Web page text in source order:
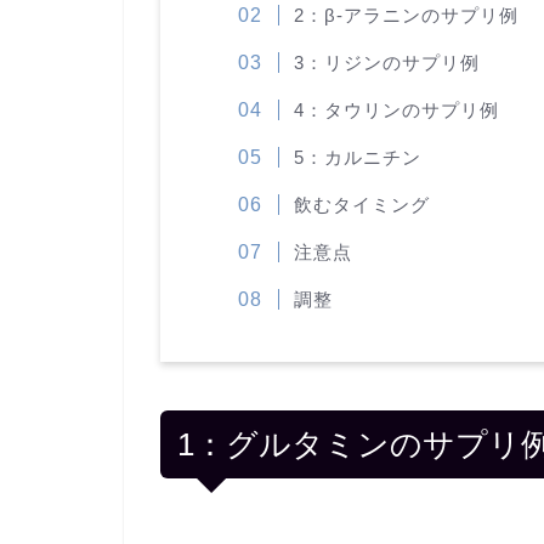
2：β-アラニンのサプリ例
3：リジンのサプリ例
4：タウリンのサプリ例
5：カルニチン
飲むタイミング
注意点
調整
1：グルタミンのサプリ